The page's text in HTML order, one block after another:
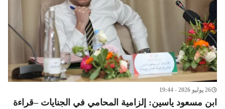
26 يوليو 2026 - 19:44
ابن مسعود ياسين: إلزامية المحامي في الجنايات –قراءة